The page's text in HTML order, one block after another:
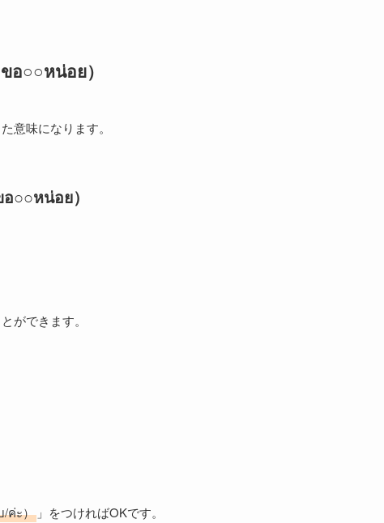
อ○○หน่อย）
意味になります。
○○หน่อย）
ができます。
/ค่ะ） 」をつければOKです。